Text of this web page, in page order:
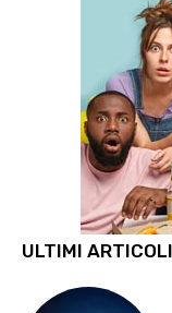
ULTIMI ARTICOLI